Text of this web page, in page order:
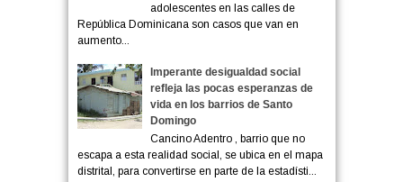
adolescentes en las calles de
República Dominicana son casos que van en
aumento...
Imperante desigualdad social
refleja las pocas esperanzas de
vida en los barrios de Santo
Domingo
Cancino Adentro , barrio que no
escapa a esta realidad social, se ubica en el mapa
distrital, para convertirse en parte de la estadísti...